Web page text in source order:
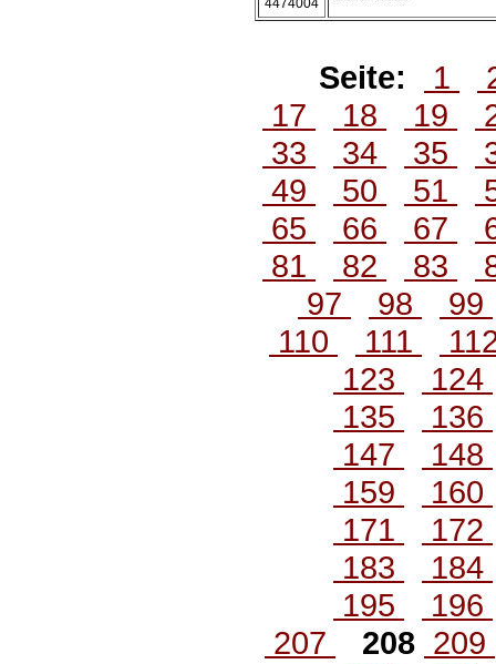
4474004
Seite: 1
17
18 19
33
34 35
49
50 51
65
66 67
81
82 83
97
98
99
110
111
123
124
135
136
147
148
159
160
171
172
183
184
195
196
207
208 209